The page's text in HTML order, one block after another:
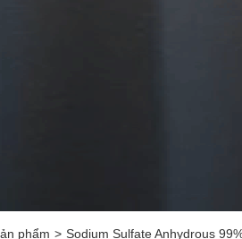
phẩm > Sodium Sulfate Anhydrous